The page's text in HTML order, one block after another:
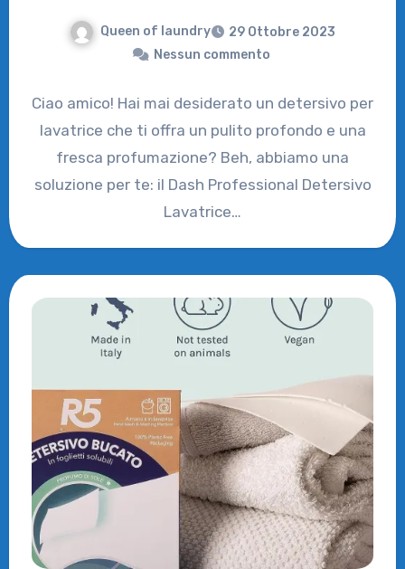
Queen of laundry
29 Ottobre 2023
Nessun commento
Ciao amico! Hai mai desiderato un detersivo per
lavatrice che ti offra un pulito profondo e una
fresca profumazione? Beh, abbiamo una
soluzione per te: il Dash Professional Detersivo
Lavatrice…